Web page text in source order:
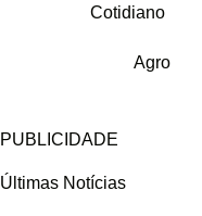
Cotidiano
Agro
PUBLICIDADE
Últimas Notícias